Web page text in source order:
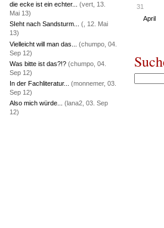
die ecke ist ein echter...
(vert, 13.
Mai 13)
SIeht nach Sandsturm...
(, 12. Mai
13)
Vielleicht will man das...
(chumpo, 04.
Sep 12)
Was bitte ist das?!? (chumpo, 04.
Sep 12)
In der Fachliteratur...
(monnemer, 03.
Sep 12)
Also mich würde... (lana2, 03. Sep
12)
31
April